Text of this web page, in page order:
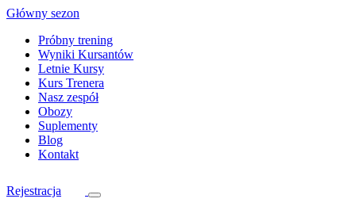
Skip
content
Główny sezon
Próbny trening
Wyniki Kursantów
Letnie Kursy
Kurs Trenera
Nasz zespół
Obozy
Suplementy
Blog
Kontakt
Rejestracja